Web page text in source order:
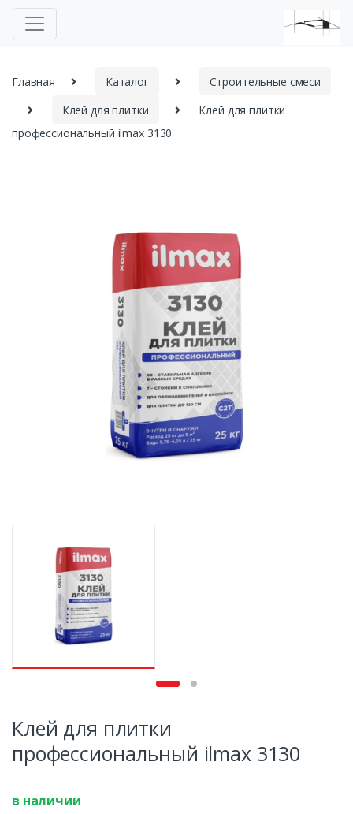
Главная Каталог
Строительные смеси
Клей для плитки
Клей для плитки
профессиональный ilmax 3130
Клей для плитки
профессиональный ilmax 3130
в наличии